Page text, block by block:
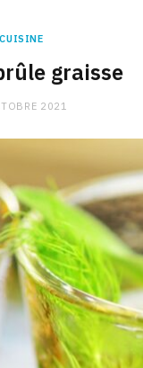
CUISINE
graisse
2021